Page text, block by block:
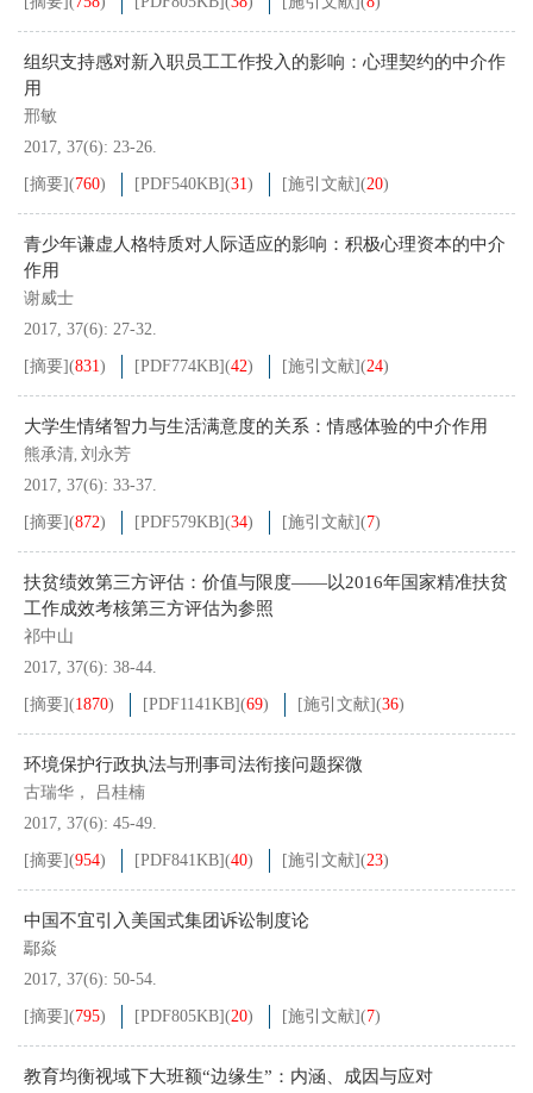
组织支持感对新入职员工工作投入的影响：心理契约的中介作
用
邢敏
2017, 37(6): 23-26.
[摘要](760) [PDF540KB](31) [施引文献](20)
青少年谦虚人格特质对人际适应的影响：积极心理资本的中介
作用
谢威士
2017, 37(6): 27-32.
[摘要](831) [PDF774KB](42) [施引文献](24)
大学生情绪智力与生活满意度的关系：情感体验的中介作用
熊承清, 刘永芳
2017, 37(6): 33-37.
[摘要](872) [PDF579KB](34) [施引文献](7)
扶贫绩效第三方评估：价值与限度——以2016年国家精准扶贫
工作成效考核第三方评估为参照
祁中山
2017, 37(6): 38-44.
[摘要](1870) [PDF1141KB](69) [施引文献](36)
环境保护行政执法与刑事司法衔接问题探微
古瑞华， 吕桂楠
2017, 37(6): 45-49.
[摘要](954) [PDF841KB](40) [施引文献](23)
中国不宜引入美国式集团诉讼制度论
鄢焱
2017, 37(6): 50-54.
[摘要](795) [PDF805KB](20) [施引文献](7)
教育均衡视域下大班额“边缘生”：内涵、成因与应对